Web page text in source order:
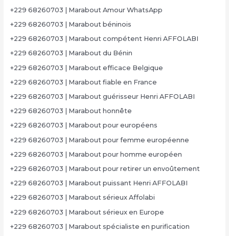
+229 68260703 | Marabout Amour WhatsApp
+229 68260703 | Marabout béninois
+229 68260703 | Marabout compétent Henri AFFOLABI
+229 68260703 | Marabout du Bénin
+229 68260703 | Marabout efficace Belgique
+229 68260703 | Marabout fiable en France
+229 68260703 | Marabout guérisseur Henri AFFOLABI
+229 68260703 | Marabout honnête
+229 68260703 | Marabout pour européens
+229 68260703 | Marabout pour femme européenne
+229 68260703 | Marabout pour homme européen
+229 68260703 | Marabout pour retirer un envoûtement
+229 68260703 | Marabout puissant Henri AFFOLABI
+229 68260703 | Marabout sérieux Affolabi
+229 68260703 | Marabout sérieux en Europe
+229 68260703 | Marabout spécialiste en purification